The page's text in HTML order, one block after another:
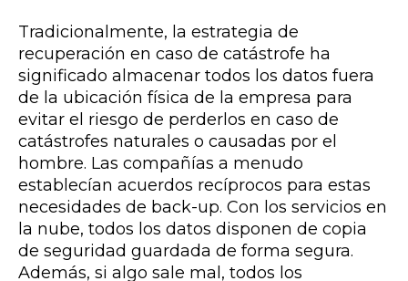
Tradicionalmente, la estrategia de
recuperación en caso de catástrofe ha
significado almacenar todos los datos fuera
de la ubicación física de la empresa para
evitar el riesgo de perderlos en caso de
catástrofes naturales o causadas por el
hombre. Las compañías a menudo
establecían acuerdos recíprocos para estas
necesidades de back-up. Con los servicios en
la nube, todos los datos disponen de copia
de seguridad guardada de forma segura.
Además, si algo sale mal, todos los